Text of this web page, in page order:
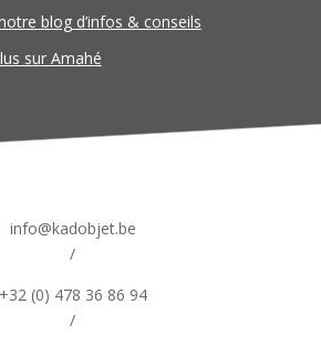
blog d’infos & conseils
sur Amahé
info@kadobjet.be
/
+32 (0) 478 36 86 94
/